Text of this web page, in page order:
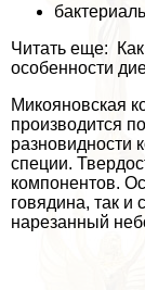
Читать еще: Как
особенности
Микояновская
производится
разновидности
специи.
компонентов.
говядина, так
нарезанный